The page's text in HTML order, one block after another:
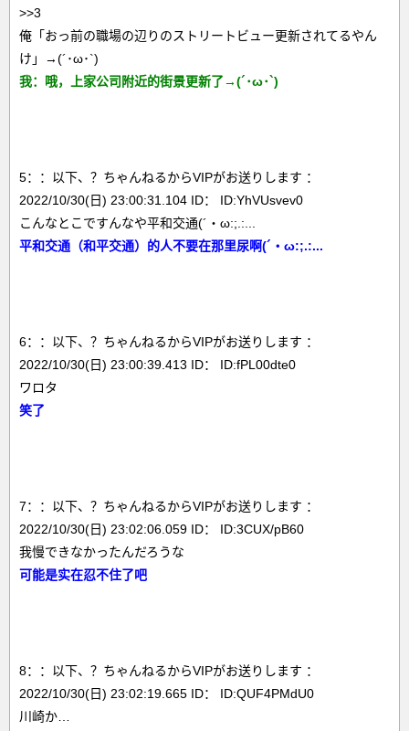
>>3
俺「おっ前の職場の辺りのストリートビュー更新されてるやん
け」→(´･ω･`)
我：哦，上家公司附近的街景更新了→(´･ω･`)
5：：以下、？ちゃんねるからVIPがお送りします ：
2022/10/30(日) 23:00:31.104 ID： ID:YhVUsvev0
こんなとこですんなや平和交通(´・ω:;.:...
平和交通（和平交通）的人不要在那里尿啊(´・ω:;.:...
6：：以下、？ちゃんねるからVIPがお送りします ：
2022/10/30(日) 23:00:39.413 ID： ID:fPL00dte0
ワロタ
笑了
7：：以下、？ちゃんねるからVIPがお送りします ：
2022/10/30(日) 23:02:06.059 ID： ID:3CUX/pB60
我慢できなかったんだろうな
可能是实在忍不住了吧
8：：以下、？ちゃんねるからVIPがお送りします ：
2022/10/30(日) 23:02:19.665 ID： ID:QUF4PMdU0
川崎か…